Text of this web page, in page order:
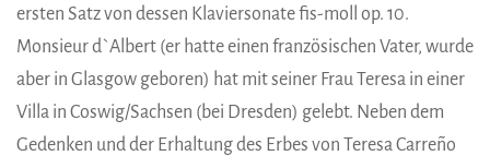
ersten Satz von dessen Klaviersonate fis-moll op. 10.
Monsieur d`Albert (er hatte einen französischen Vater, wurde
aber in Glasgow geboren) hat mit seiner Frau Teresa in einer
Villa in Coswig/Sachsen (bei Dresden) gelebt. Neben dem
Gedenken und der Erhaltung des Erbes von Teresa Carreño